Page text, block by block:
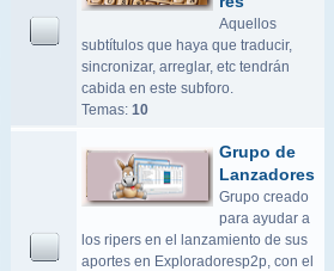
Aquellos
subtítulos que haya que traducir,
sincronizar, arreglar, etc tendrán
cabida en este subforo.
Temas: 10
Grupo de
Lanzadores
Grupo creado
para ayudar a
los ripers en el lanzamiento de sus
aportes en Exploradoresp2p, con el